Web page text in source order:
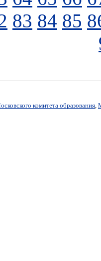
83 84 85
комитета образования,